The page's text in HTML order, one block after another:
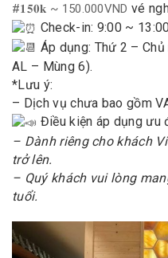
#𝟏𝟓𝟎𝐤 ~ 150.000VND vé
Check-in: 9:00 ~
Áp dụng: Thứ 2 –
AL – Mùng 6).
*Lưu ý:
– Dịch vụ chưa bao gồm
Điều kiện áp dụng ưu
– Dành riêng cho khách
trở lên.
– Quý khách vui lòng
tuổi.